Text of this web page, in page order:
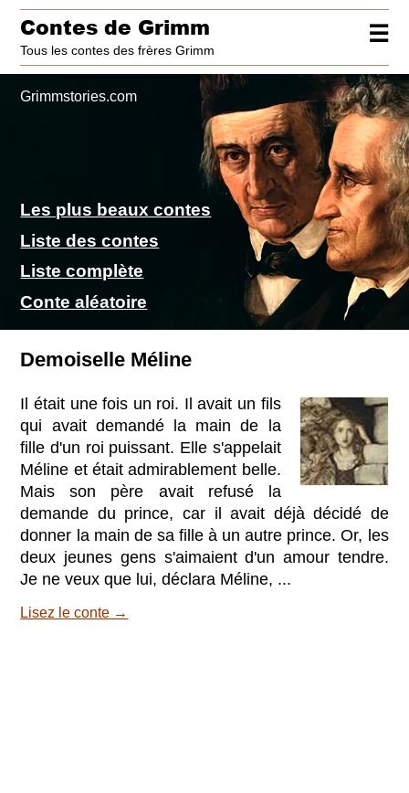
☰
Contes de Grimm
Tous les contes des frères Grimm
Grimmstories.com
Les plus beaux contes
Liste des contes
Liste complète
Conte aléatoire
Demoiselle Méline
Il était une fois un roi. Il avait un fils
qui avait demandé la main de la
fille d'un roi puissant. Elle s'appelait
Méline et était admirablement belle.
Mais son père avait refusé la
demande du prince, car il avait déjà décidé de
donner la main de sa fille à un autre prince. Or, les
deux jeunes gens s'aimaient d'un amour tendre.
Je ne veux que lui, déclara Méline, ...
Lisez le conte →